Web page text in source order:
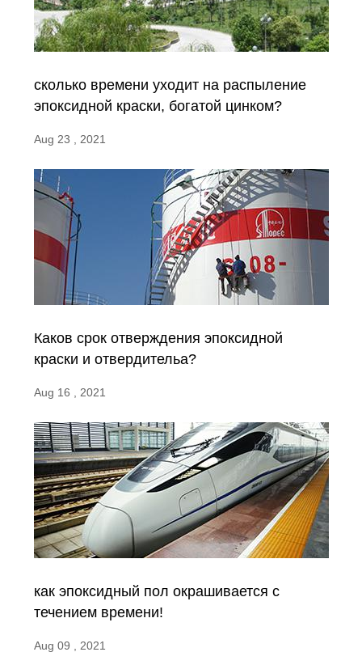
сколько времени уходит на распыление
эпоксидной краски, богатой цинком?
Aug 23 , 2021
Каков срок отверждения эпоксидной
краски и отвердительа?
Aug 16 , 2021
как эпоксидный пол окрашивается с
течением времени!
Aug 09 , 2021